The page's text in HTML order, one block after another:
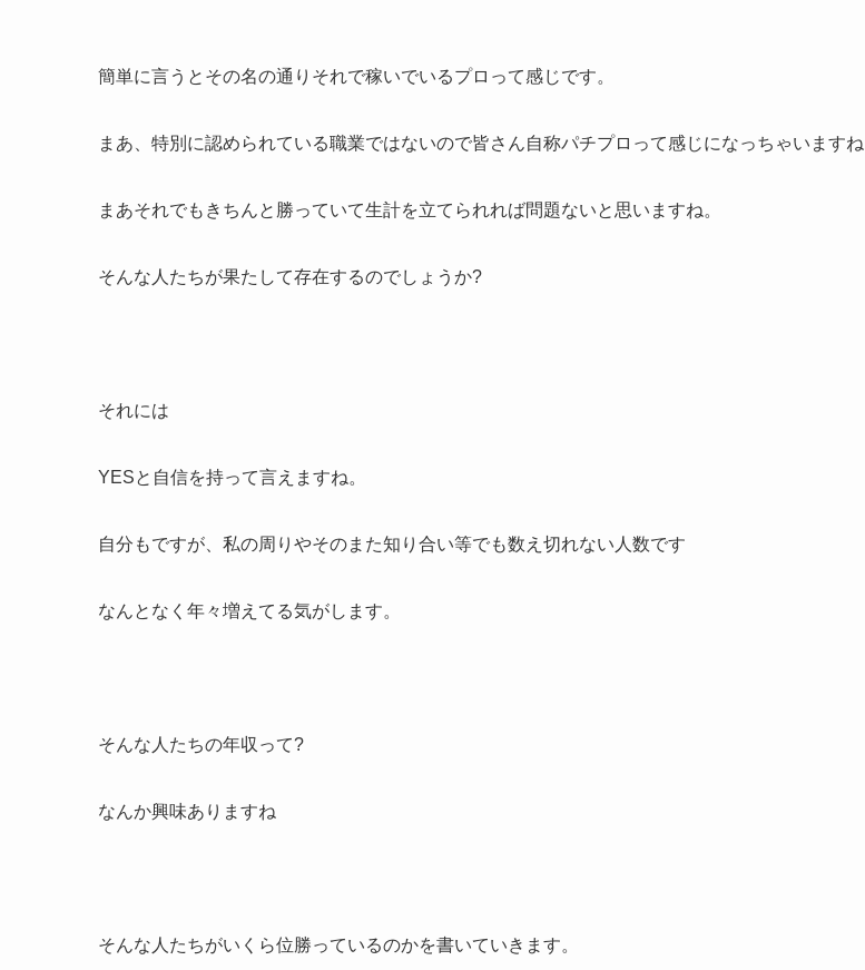
簡単に言うとその名の通りそれで稼いでいるプロって感じです。
まあ、特別に認められている職業ではないので皆さん自称パチプロって感じになっちゃいますね
まあそれでもきちんと勝っていて生計を立てられれば問題ないと思いますね。
そんな人たちが果たして存在するのでしょうか?
それには
YESと自信を持って言えますね。
自分もですが、私の周りやそのまた知り合い等でも数え切れない人数です
なんとなく年々増えてる気がします。
そんな人たちの年収って?
なんか興味ありますね
そんな人たちがいくら位勝っているのかを書いていきます。